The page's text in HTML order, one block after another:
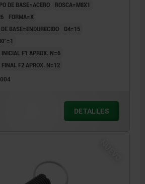
DE BASE=ACERO
ROSCA=M8X1
FORMA=X
BASE=ENDURECIDO
D4=15
INICIAL F1 APROX. N=6
FINAL F2 APROX. N=12
DETALLES